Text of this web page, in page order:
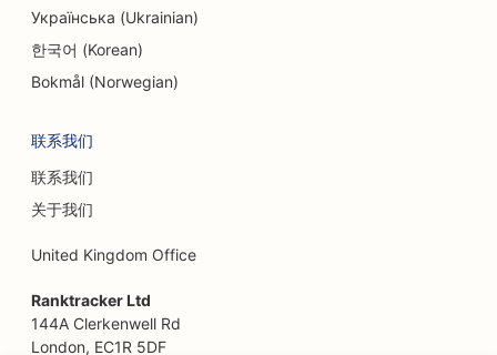
Українська (Ukrainian)
한국어 (Korean)
Bokmål (Norwegian)
联系我们
联系我们
关于我们
United Kingdom Office
Ranktracker Ltd
144A Clerkenwell Rd
London, EC1R 5DF